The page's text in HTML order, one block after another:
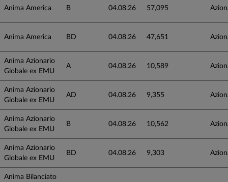
Anima America B 04.08.26 57,095
Anima America BD 04.08.26 47,651
Anima Azionario
Globale ex EMU
A 04.08.26 10,589
Anima Azionario
Globale ex EMU
AD 04.08.26 9,355
Anima Azionario
Globale ex EMU
B 04.08.26 10,562
Anima Azionario
Globale ex EMU
BD 04.08.26 9,303
Anima Bilanciato